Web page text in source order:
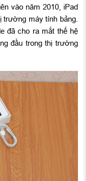
vào năm 2010, iPad
trường máy tính bảng.
đã cho ra mắt thế hệ
đầu trong thị trường